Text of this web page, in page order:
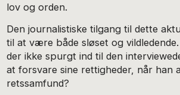
lov og orden.
Den journalistiske tilgang til dette
til at være både sløset og
der ikke spurgt ind til den
at forsvare sine rettigheder, når han
retssamfund?